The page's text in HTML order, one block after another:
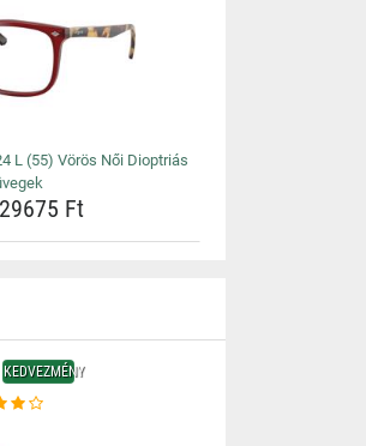
L (55) Vörös Női Dioptriás
Ft
KEDVEZMÉNY